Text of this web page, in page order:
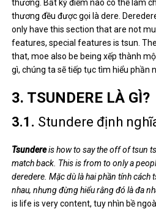
thương. Bất kỳ điểm nào có thể làm
thương đều được gọi là dere.
only have this section that are not
features, special features is tsun.
that, moe also be being xếp thành
gì, chúng ta sẽ tiếp tục tìm hiểu phần
3. TSUNDERE LÀ GÌ?
3.1. Stundere định
Tsundereis how to say the off of tsun
match back. This is from to only a
deredere. Mặc dù là hai phần tính cách
nhau, nhưng đừng hiểu rằng đó là đa
is life is very content, tuy nhìn bề